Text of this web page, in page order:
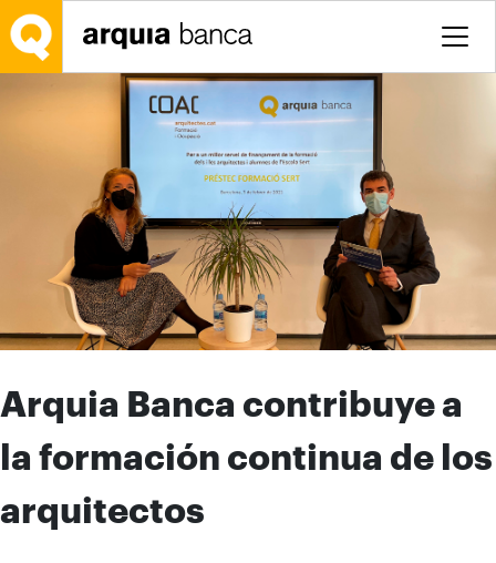
Saltar al contenido principal
Arquia Banca contribuye a
la formación continua de los
arquitectos